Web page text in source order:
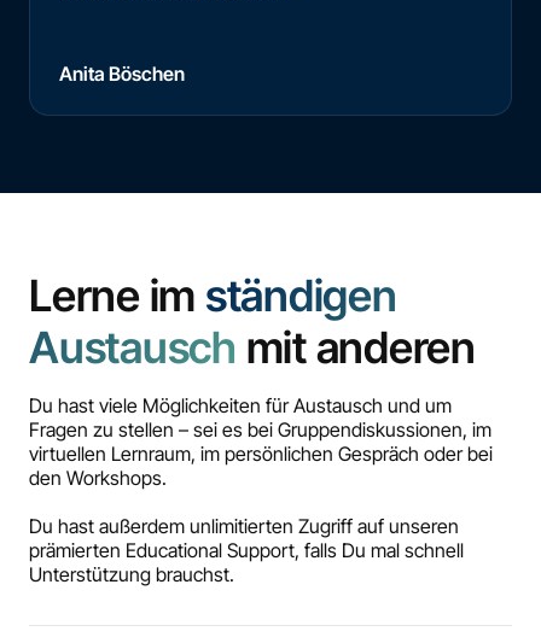
Anita Böschen
Lerne im ständigen
Austausch mit anderen
Du hast viele Möglichkeiten für Austausch und um
Fragen zu stellen – sei es bei Gruppendiskussionen, im
virtuellen Lernraum, im persönlichen Gespräch oder bei
den Workshops.
Du hast außerdem unlimitierten Zugriff auf unseren
prämierten Educational Support, falls Du mal schnell
Unterstützung brauchst.